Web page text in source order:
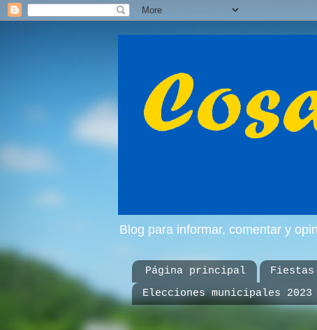
Blog para informar, comentar y
Página principal
Elecciones municipales 2023